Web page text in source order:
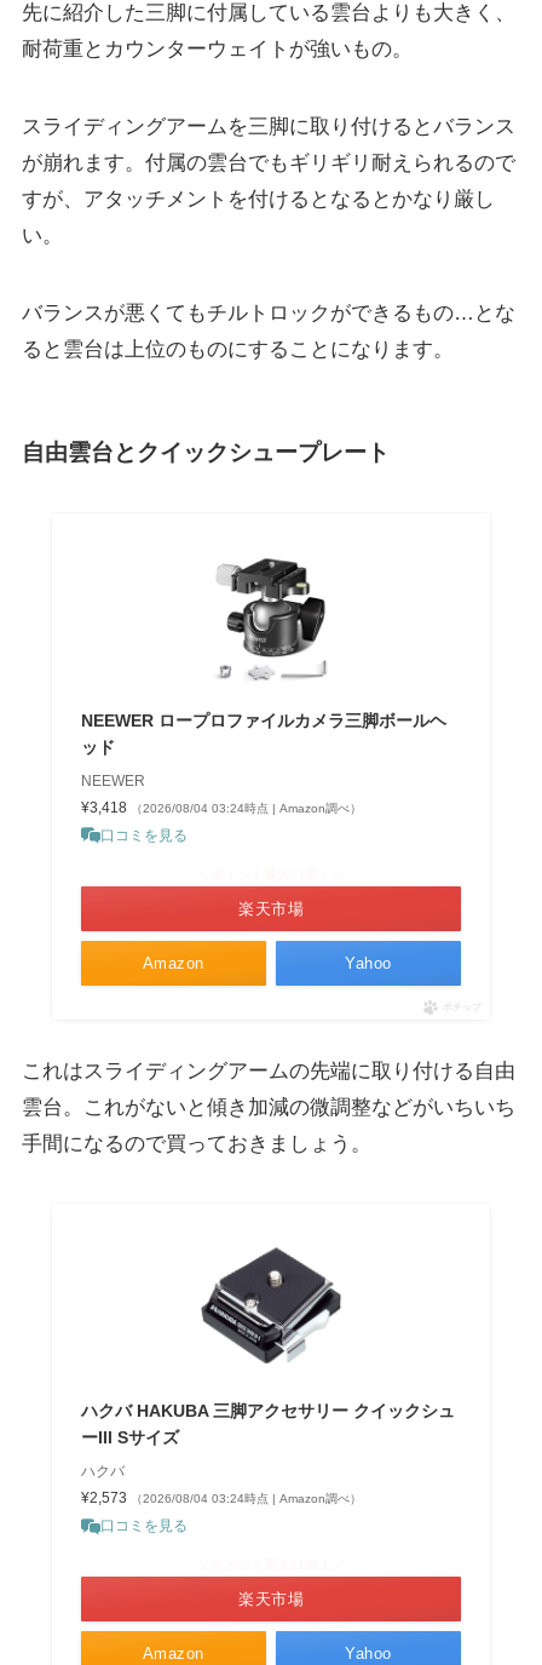
先に紹介した三脚に付属している雲台よりも大きく、
耐荷重とカウンターウェイトが強いもの。
スライディングアームを三脚に取り付けるとバランス
が崩れます。付属の雲台でもギリギリ耐えられるので
すが、アタッチメントを付けるとなるとかなり厳し
い。
バランスが悪くてもチルトロックができるもの…とな
ると雲台は上位のものにすることになります。
自由雲台とクイックシュープレート
NEEWER ロープロファイルカメラ三脚ボールヘ
ッド
NEEWER
¥3,418
（2026/08/04 03:24時点 | Amazon調べ）
口コミを見る
Amazon
楽天市場
Yahoo
ポチップ
これはスライディングアームの先端に取り付ける自由
雲台。これがないと傾き加減の微調整などがいちいち
手間になるので買っておきましょう。
ハクバ HAKUBA 三脚アクセサリー クイックシュ
ーIII Sサイズ
ハクバ
¥2,573
（2026/08/04 03:24時点 | Amazon調べ）
口コミを見る
Amazon
楽天市場
Yahoo